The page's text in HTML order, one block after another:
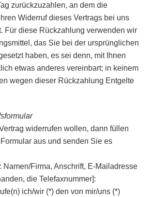
zurückzuzahlen, an dem die
Widerruf dieses Vertrags bei uns
Für diese Rückzahlung verwenden wir
das Sie bei der ursprünglichen
haben, es sei denn, mit Ihnen
etwas anderes vereinbart; in keinem
wegen dieser Rückzahlung Entgelte
widerrufen wollen, dann füllen
aus und senden Sie es
Namen/Firma, Anschrift, E-Mailadresse
die Telefaxnummer]:
ich/wir (*) den von mir/uns (*)